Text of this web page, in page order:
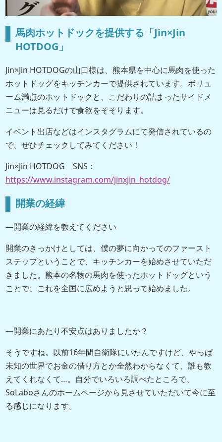
馬肉ホットドックを提供する「Jin×Jin
HOTDOG」
Jin×Jin HOTDOGの山口様は、熊本県を中心に馬肉を使った
ホットドッグをキッチンカーで提供されています。ボリュ
ーム満点のホットドックと、こだわりの詰まったサイドメ
ニューは見るだけで食欲をそそります。
イベント出店などはインスタグラムにて発信されているの
で、ぜひチェックしてみてください！
Jin×Jin HOTDOG SNS：
https://www.instagram.com/jinxjin_hotdog/
開業の経緯
―開業の経緯を教えてください
開業のきっかけとしては、僕の夢に向かってのファースト
ステップということで、キッチンカーを始めさせていただ
きました。熊本の名物の馬肉を使ったホットドッグという
ことで、これを全国に広めようと思って始めました。
―開業にあたり不安点はありましたか？
そうですね。以前16年間自衛隊にいたんですけど、やっぱ
未知の世界でお金の借り方とか全然わからなくて、誰も教
えてくれなくて…。自分でいろいろ調べたところで、
SoLaboさんのホームページから見させていただいて今に至
る感じになります。